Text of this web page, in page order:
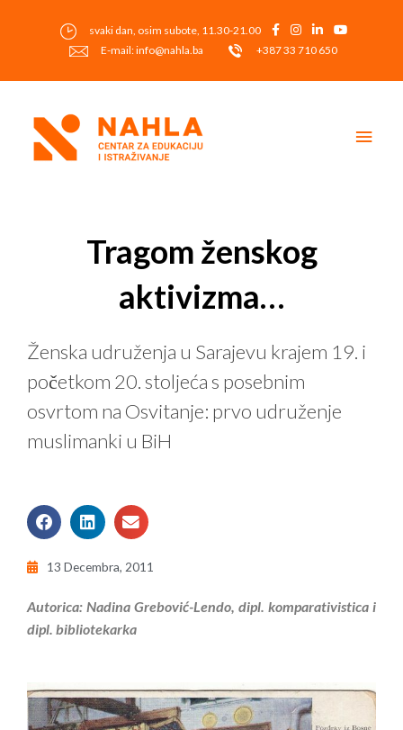
svaki dan, osim subote, 11.30-21.00
E-mail: info@nahla.ba
+387 33 710 650
Tragom ženskog
aktivizma…
Ženska udruženja u Sarajevu krajem 19. i
početkom 20. stoljeća s posebnim
osvrtom na Osvitanje: prvo udruženje
muslimanki u BiH
13 Decembra, 2011
Autorica: Nadina Grebović-Lendo, dipl. komparativistica i
dipl. bibliotekarka